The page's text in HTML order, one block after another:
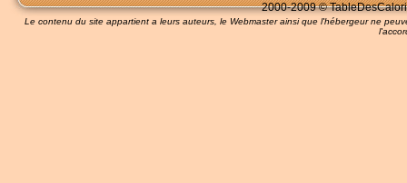
2000-2009 ©
Le contenu du site appartient a leurs auteurs, le Webmaster ainsi que l'hébergeur ne